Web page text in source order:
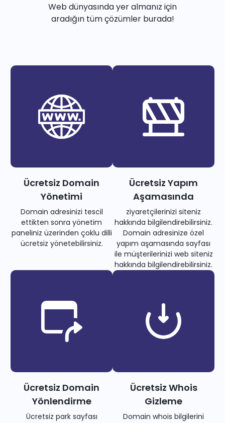
Web dünyasında yer almanız için
aradığın tüm çözümler burada!
Ücretsiz Domain
Yönetimi
Domain adresinizi tescil
ettikten sonra yönetim
paneliniz üzerinden çoklu dilli
ücretsiz yönetebilirsiniz.
Ücretsiz Yapım
Aşamasında
ziyaretçilerinizi siteniz
hakkında bilgilendirebilirsiniz.
Domain adresinize özel
yapım aşamasında sayfası
ile müşterilerinizi web siteniz
hakkında bilgilendirebilirsiniz.
Ücretsiz Domain
Yönlendirme
Ücretsiz park sayfası
Ücretsiz Whois
Gizleme
Domain whois bilgilerini